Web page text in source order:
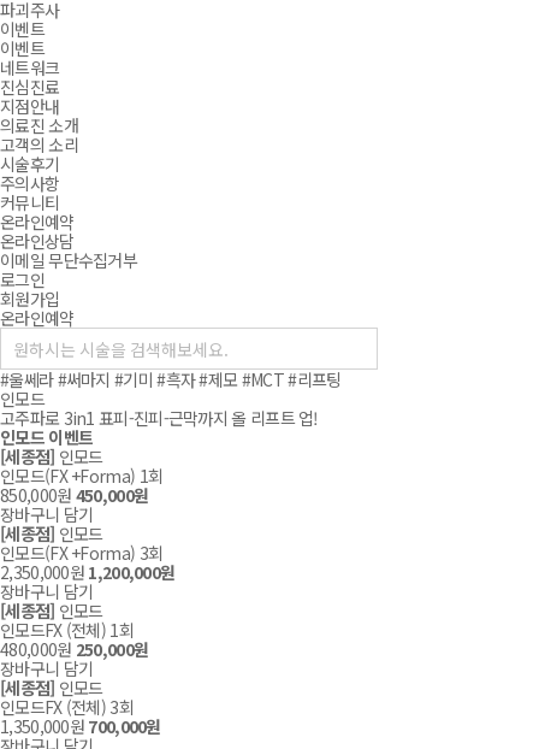
파괴주사
이벤트
이벤트
네트워크
진심진료
지점안내
의료진 소개
고객의 소리
시술후기
주의사항
커뮤니티
온라인예약
온라인상담
이메일 무단수집거부
로그인
회원가입
온라인예약
#울쎄라#써마지 #기미 #흑자#제모 #MCT#리프팅
인모드
고주파로 3in1 표피-진피-근막까지 올 리프트 업!
인모드 이벤트
[세종점] 인모드
인모드(FX +Forma) 1회
850,000원 450,000원
장바구니 담기
[세종점] 인모드
인모드(FX +Forma) 3회
2,350,000원 1,200,000원
장바구니 담기
[세종점] 인모드
인모드FX (전체) 1회
480,000원 250,000원
장바구니 담기
[세종점] 인모드
인모드FX (전체) 3회
1,350,000원 700,000원